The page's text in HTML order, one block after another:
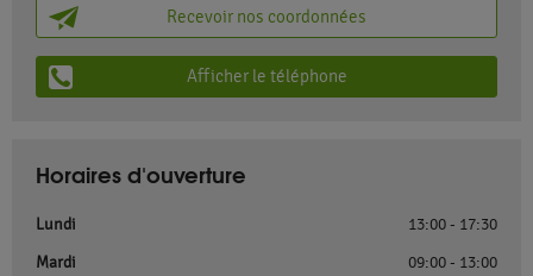
Recevoir nos coordonnées
Afficher le téléphone
Horaires d'ouverture
Lundi 13:00 - 17:30
Mardi 09:00 - 13:00